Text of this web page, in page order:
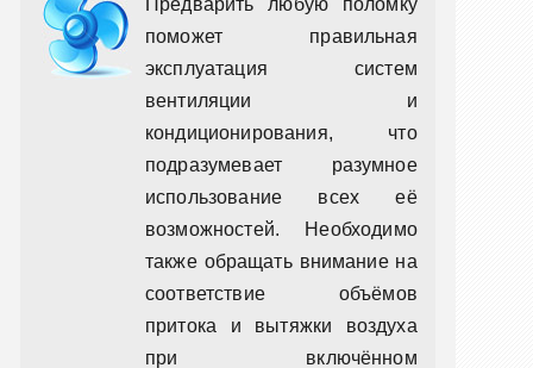
поможет правильная
эксплуатация систем
вентиляции и
кондиционирования, что
подразумевает разумное
использование всех её
возможностей. Необходимо
также обращать внимание на
соответствие объёмов
притока и вытяжки воздуха
при включённом